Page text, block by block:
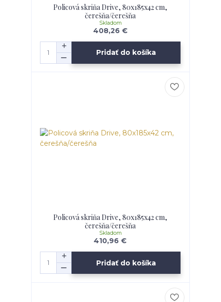
Policová skriňa Drive, 80x185x42 cm,
čerešňa/čerešňa
408,26 €
Skladom
Pridať do košíka
Policová skriňa Drive, 80x185x42 cm,
čerešňa/čerešňa
410,96 €
Skladom
Pridať do košíka